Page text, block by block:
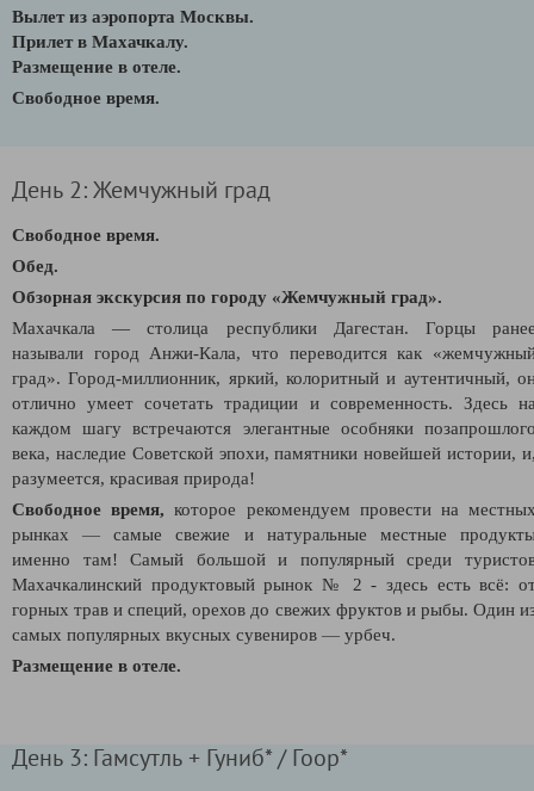
Вылет из аэропорта Москвы.
Прилет в Махачкалу.
Размещение в отеле.
Свободное время.
День 2: Жемчужный град
Свободное время.
Обед.
Обзорная экскурсия по городу «Жемчужный град».
Махачкала — столица республики Дагестан. Горцы
называли город Анжи-Кала, что переводится как
град». Город-миллионник, яркий, колоритный и аутентичный,
отлично умеет сочетать традиции и современность. Здесь
каждом шагу встречаются элегантные особняки
века, наследие Советской эпохи, памятники новейшей истории,
разумеется, красивая природа!
Свободное время,которое рекомендуем провести на
рынках— самые свежие и натуральные местные
именно там! Самый большой и популярный среди
Махачкалинский продуктовый рынок № 2 - здесь есть всё:
горных трав и специй, орехов до свежих фруктов и рыбы. Один
самых популярных вкусных сувениров — урбеч.
Размещение в отеле.
День 3: Гамсутль + Гуниб* / Гоор*